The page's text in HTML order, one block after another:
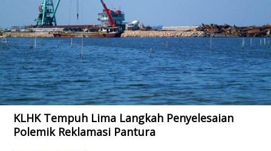
KLHK Tempuh Lima Langkah Penyelesaian
Polemik Reklamasi Pantura